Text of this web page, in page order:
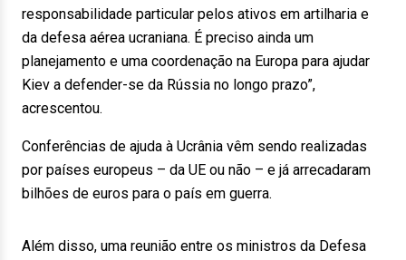
responsabilidade particular pelos ativos em artilharia e
da defesa aérea ucraniana. É preciso ainda um
planejamento e uma coordenação na Europa para ajudar
Kiev a defender-se da Rússia no longo prazo”,
acrescentou.
Conferências de ajuda à Ucrânia vêm sendo realizadas
por países europeus – da UE ou não – e já arrecadaram
bilhões de euros para o país em guerra.
Além disso, uma reunião entre os ministros da Defesa